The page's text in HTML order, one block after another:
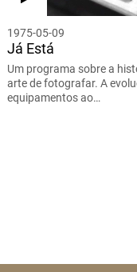
1975-05-09
Já Está
Um programa sobre a
arte de fotografar. A
equipamentos ao…